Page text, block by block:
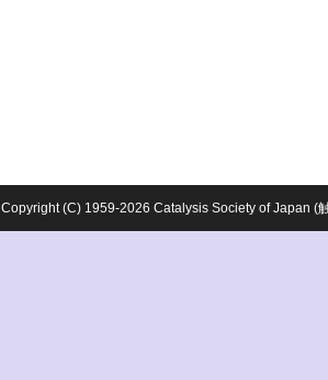
Copyright (C) 1959-2026 Catalysis Society of Japan (